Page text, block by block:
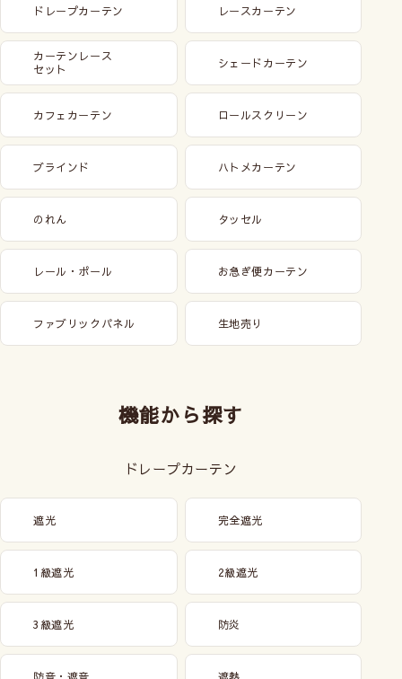
ドレープカーテン レースカーテン
カーテンレース
セット
シェードカーテン
カフェカーテン ロールスクリーン
ブラインド ハトメカーテン
のれん タッセル
レール・ポール お急ぎ便カーテン
ファブリックパネル 生地売り
機能から探す
ドレープカーテン
遮光 完全遮光
1級遮光 2級遮光
3級遮光 防炎